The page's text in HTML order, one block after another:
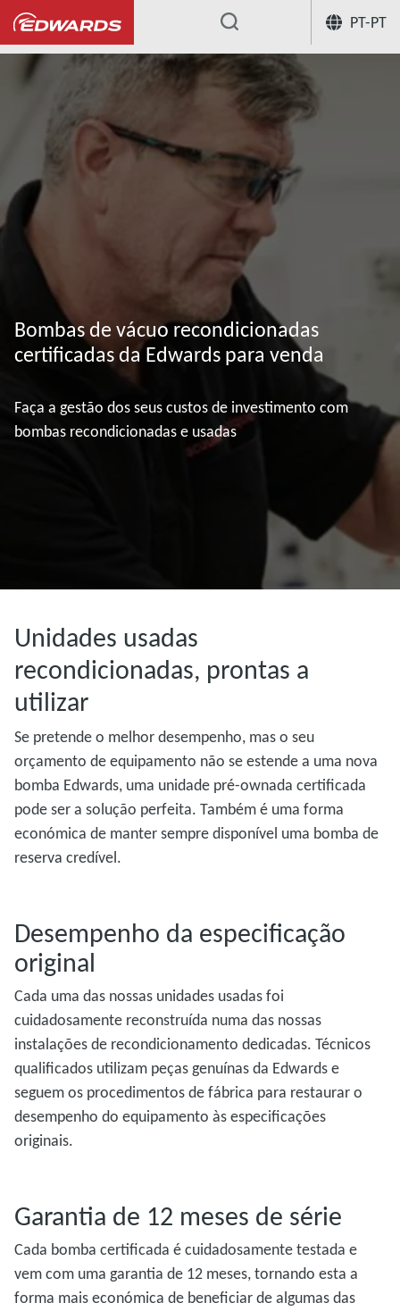
PT-PT
... Os nossos serviços para bombas de vácuo
Bombas de vácuo recondicionadas
certificadas da Edwards para venda
Faça a gestão dos seus custos de investimento com
bombas recondicionadas e usadas
Unidades usadas
recondicionadas, prontas a
utilizar
Se pretende o melhor desempenho, mas o seu
orçamento de equipamento não se estende a uma nova
bomba Edwards, uma unidade pré-ownada certificada
pode ser a solução perfeita. Também é uma forma
económica de manter sempre disponível uma bomba de
reserva credível.
Desempenho da especificação
original
Cada uma das nossas unidades usadas foi
cuidadosamente reconstruída numa das nossas
instalações de recondicionamento dedicadas. Técnicos
qualificados utilizam peças genuínas da Edwards e
seguem os procedimentos de fábrica para restaurar o
desempenho do equipamento às especificações
originais.
Garantia de 12 meses de série
Cada bomba certificada é cuidadosamente testada e
vem com uma garantia de 12 meses, tornando esta a
forma mais económica de beneficiar de algumas das